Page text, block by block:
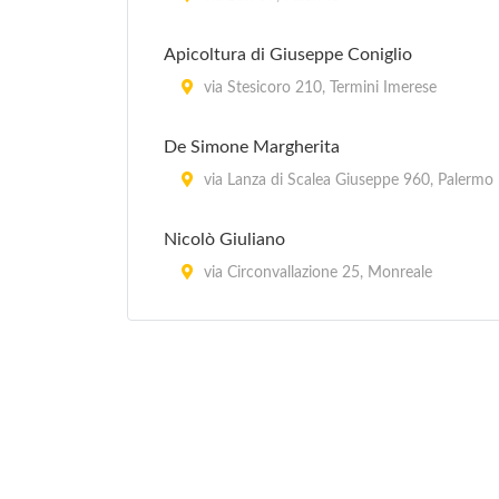
Apicoltura di Giuseppe Coniglio
via Stesicoro 210, Termini Imerese
De Simone Margherita
via Lanza di Scalea Giuseppe 960, Palermo
Nicolò Giuliano
via Circonvallazione 25, Monreale